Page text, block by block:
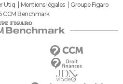
Utiq Mentions légales
Groupe Figaro
CCM Benchmark